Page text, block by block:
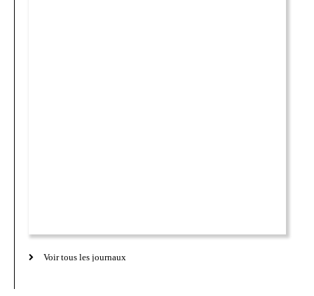
Voir tous les journaux